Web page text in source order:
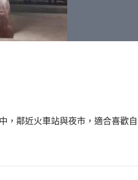
，鄰近火車站與夜市，適合喜歡